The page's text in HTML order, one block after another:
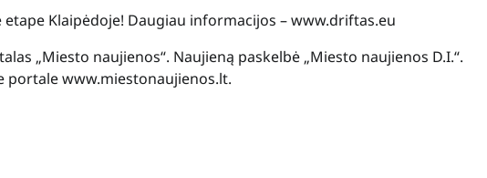
Klaipėdoje! Daugiau informacijos – www.driftas.eu
„Miesto naujienos“. Naujieną paskelbė „Miesto naujienos D.I.“.
portale www.miestonaujienos.lt.